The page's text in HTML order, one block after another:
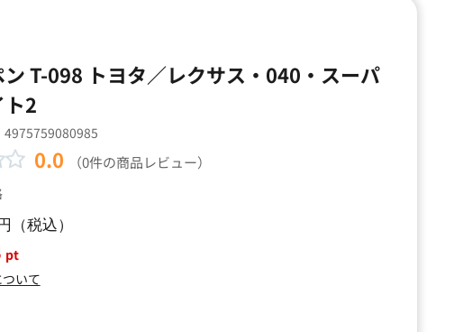
T-098 トヨタ／レクサス・040・スーパ
ト2
4975759080985
0.0 （0件の商品レビュー）
円（税込）
pt
いて